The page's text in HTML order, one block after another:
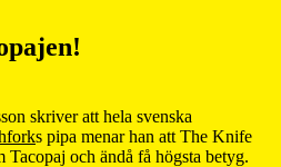
skriver att hela svenska
s pipa menar han att The Knife
och ändå få högsta betyg.